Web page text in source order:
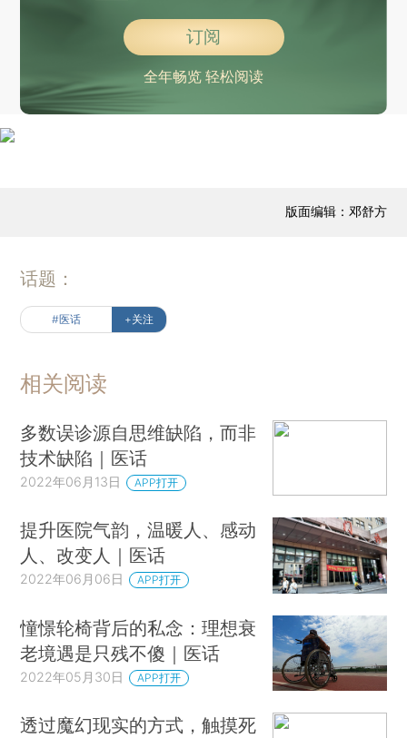
订阅
全年畅览 轻松阅读
版面编辑：邓舒方
话题：
#医话 +关注
相关阅读
多数误诊源自思维缺陷，而非
技术缺陷｜医话
2022年06月13日 APP打开
提升医院气韵，温暖人、感动
人、改变人｜医话
2022年06月06日 APP打开
憧憬轮椅背后的私念：理想衰
老境遇是只残不傻｜医话
2022年05月30日 APP打开
透过魔幻现实的方式，触摸死